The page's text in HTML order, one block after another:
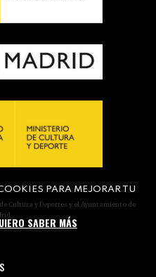
Cultura y Deportes y el Ayuntamiento de
PARA MEJORAR TU
SABER MÁS